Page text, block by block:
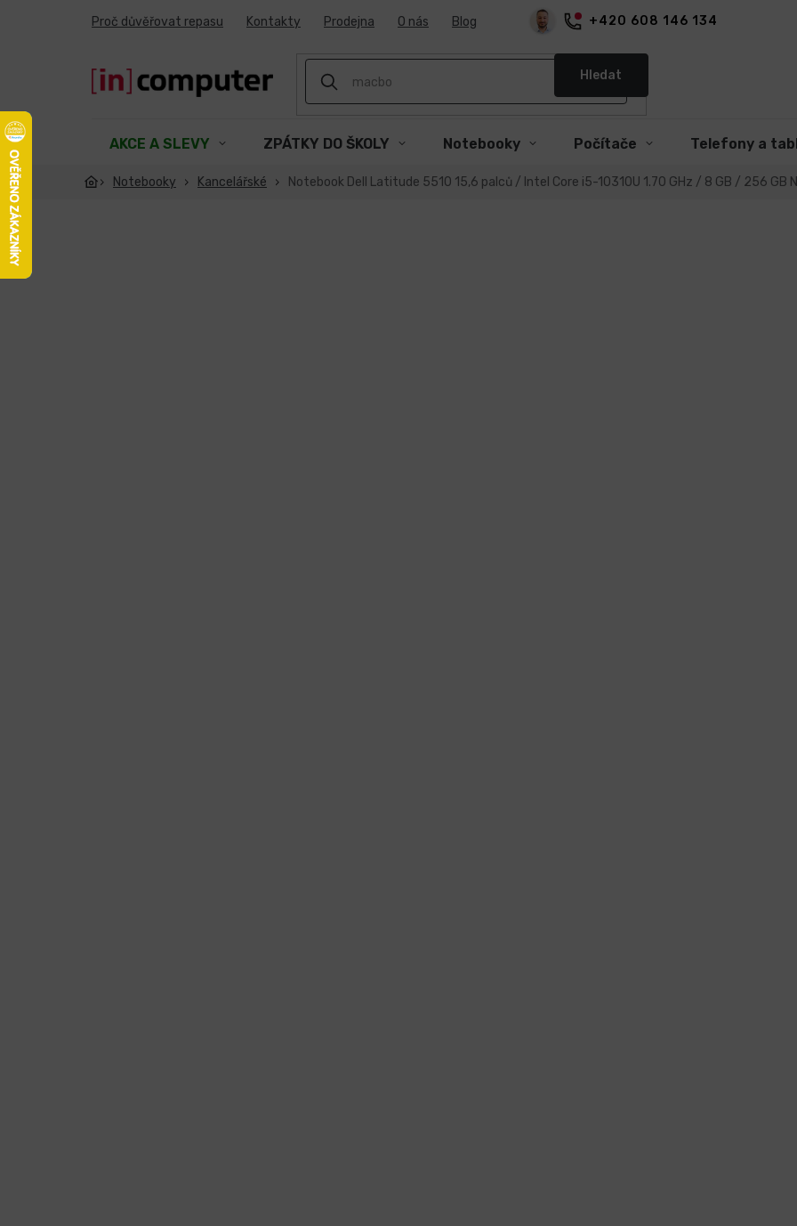
+420 608 146 134
Proč důvěřovat repasu Kontakty Prodejna O nás Blog
Hledat
AKCE A SLEVY ZPÁTKY DO ŠKOLY Notebooky Počítače Telefony a
Notebooky Kancelářské Notebook Dell Latitude 5510 15,6 palců / Intel Core i5-10310U 1.70 GHz / 8 GB / 256 GB